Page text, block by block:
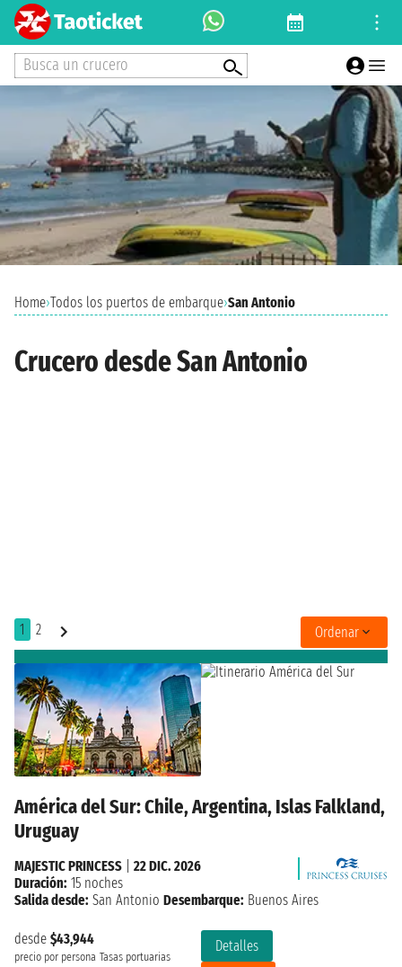
Busca un crucero
Home›Todos los puertos de embarque›San Antonio
Crucero desde San Antonio
1 2 Ordenar
América del Sur: Chile, Argentina, Islas Falkland,
Uruguay
desde $43,944
precio por persona Tasas portuarias
Detalles
MAJESTIC PRINCESS
22 DIC. 2026
Duración: 15 noches
Salida desde: San Antonio Desembarque: Buenos Aires